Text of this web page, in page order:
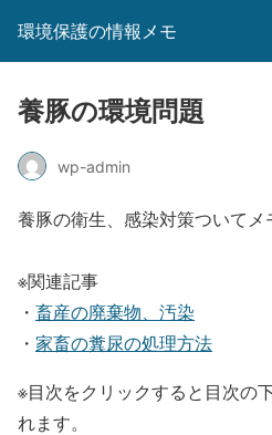
環境保護の情報メモ
養豚の環境問題
wp-admin
養豚の衛生、感染対策ついてメ
※関連記事
・ 畜産の廃棄物、汚染
・ 家畜の糞尿の処理方法
※目次をクリックすると目次の
れます。